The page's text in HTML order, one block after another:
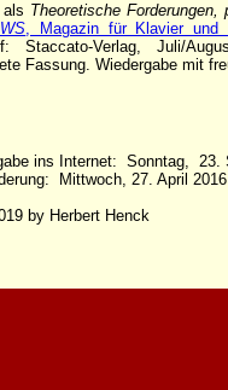
Theoretische
, Magazin für Klavier und
Staccato-Verlag, Juli/
Fassung. Wiedergabe mit
ins Internet: Sonntag, 23.
Mittwoch, 27. April 2016
by Herbert Henck